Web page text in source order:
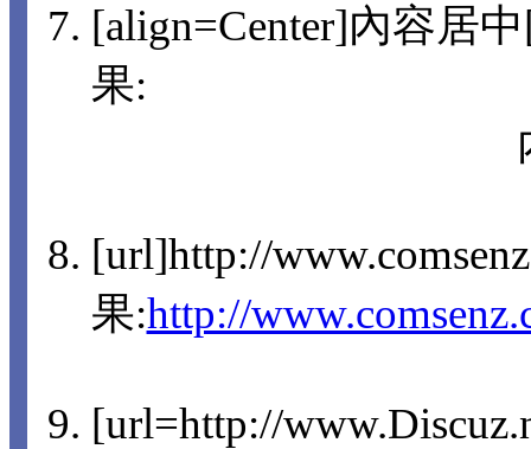
[align=Center]內容居
果:
[url]http://
果:http://
[url=http://